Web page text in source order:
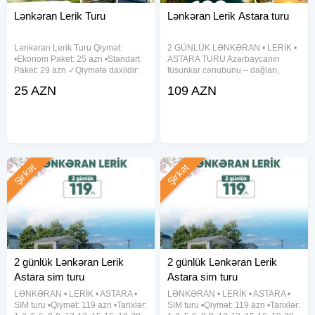
Lənkəran Lerik Turu
Lənkəran Lerik Turu Qiymət:
•Ekonom Paket: 25 azn •Standart
Paket: 29 azn ✓Qiymətə daxildir:
•Səhər yeməyi (standart paketdə)
25 AZN
Lənkəran Lerik Astara turu
2 GÜNLÜK LƏNKƏRAN • LERİK •
ASTARA TURU Azərbaycanın
füsunkar cənubunu – dağları,
sahilini 2 gün ərzində bizimlə kəşf
109 AZN
2 günlük Lənkəran Lerik
Astara sim turu
LƏNKƏRAN • LERİK • ASTARA •
SIM turu •Qiymət: 119 azn •Tarixlər:
Şirkət
2 günlük Lənkəran Lerik
Astara sim turu
LƏNKƏRAN • LERİK • ASTARA •
SIM turu •Qiymət: 119 azn •Tarixlər:
Şirkət